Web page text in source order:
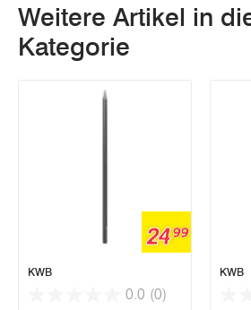
Weitere Artikel in
Kategorie
2499
KWB
0.0 (0)
KWB